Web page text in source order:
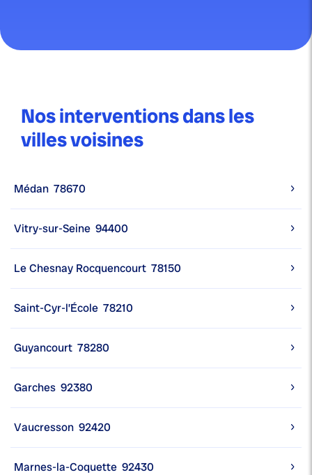
Nos interventions dans les
villes voisines
Médan 78670
Vitry-sur-Seine 94400
Le Chesnay Rocquencourt 78150
Saint-Cyr-l’École 78210
Guyancourt 78280
Garches 92380
Vaucresson 92420
Marnes-la-Coquette 92430